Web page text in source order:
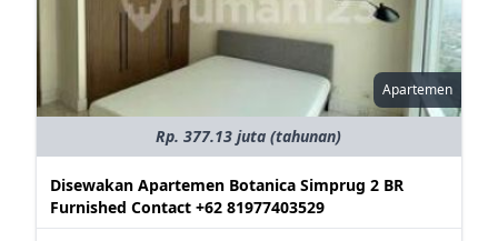
Apartemen
Rp. 377.13 juta (tahunan)
Disewakan Apartemen Botanica Simprug 2 BR
Furnished Contact +62 81977403529